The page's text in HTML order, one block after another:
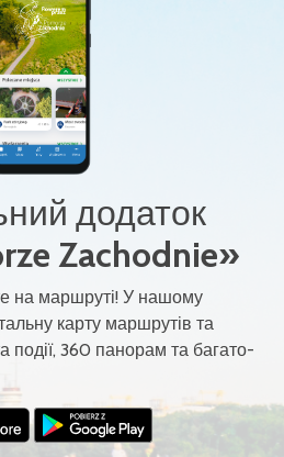
додаток
Zachodnie»
на маршруті! У нашому
карту маршрутів та
події, 360 панорам та багато-